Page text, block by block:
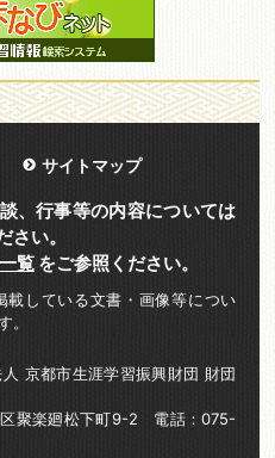
サイトマップ
、行事等の内容については
い。
覧をご参照ください。
載している文書・画像等につい
。
京都市生涯学習振興財団 財団
聚楽廻松下町9-2 電話：075-